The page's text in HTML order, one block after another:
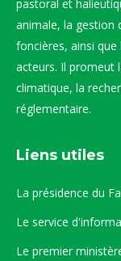
pastoral et
animale, la gestion
foncières, ainsi
acteurs. Il promeut
climatique, la
réglementaire.
Liens utiles
La présidence du
Le service
Le premier